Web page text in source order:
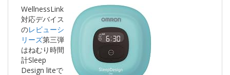
WellnessLink
対応デバイス
のレビューシ
リーズ第三弾
はねむり時間
計Sleep
Design liteで